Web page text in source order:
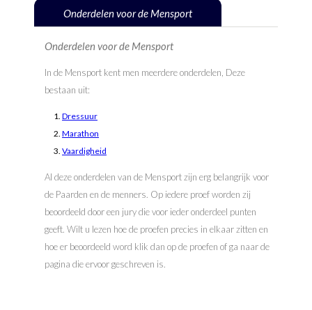
Onderdelen voor de Mensport
Onderdelen voor de Mensport
In de Mensport kent men meerdere onderdelen, Deze
bestaan uit:
Dressuur
Marathon
Vaardigheid
Al deze onderdelen van de Mensport zijn erg belangrijk voor
de Paarden en de menners. Op iedere proef worden zij
beoordeeld door een jury die voor ieder onderdeel punten
geeft. Wilt u lezen hoe de proefen precies in elkaar zitten en
hoe er beoordeeld word klik dan op de proefen of ga naar de
pagina die ervoor geschreven is.